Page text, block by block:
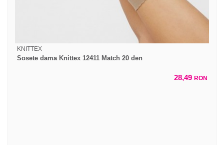
KNITTEX
Sosete dama Knittex 12411 Match 20 den
28,49 RON